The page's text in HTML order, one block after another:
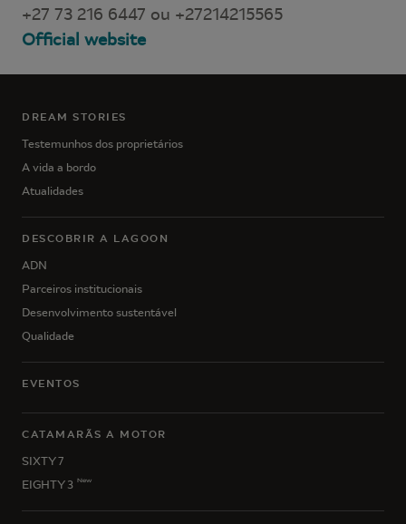
+27 73 216 6447 ou +27214215565
Official website
DREAM STORIES
Testemunhos dos proprietários
A vida a bordo
Atualidades
DESCOBRIR A LAGOON
ADN
Parceiros institucionais
Desenvolvimento sustentável
Qualidade
EVENTOS
CATAMARÃS A MOTOR
SIXTY 7
EIGHTY 3 New